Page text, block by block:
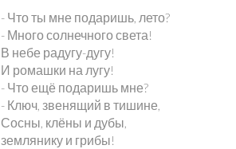
- Что ты мне подаришь, лето?
- Много солнечного света!
В небе радугу-дугу!
И ромашки на лугу!
- Что ещё подаришь мне?
- Ключ, звенящий в тишине,
Сосны, клёны и дубы,
землянику и грибы!